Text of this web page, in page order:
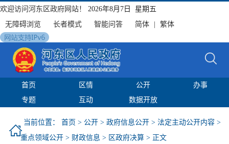
欢迎访问河东区政府网站！
2026年8月7日 星期五
无障碍浏览
长者模式 智能问答 简体 繁体
首页 区情 公开
办事
专题
互动 数据开放
当前位置： 首页 > 公开 > 政府信息公开 > 法定主动公开内容 >
重点领域公开 > 财政信息 > 区政府决算 > 正文